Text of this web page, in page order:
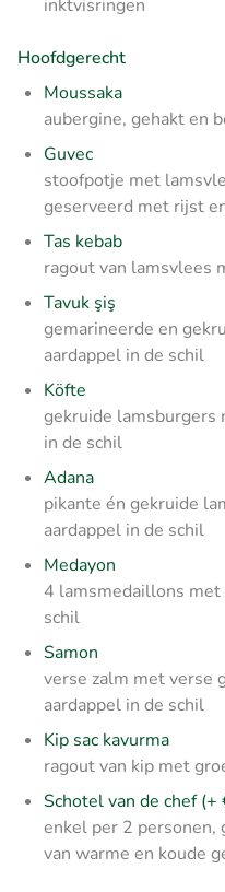
inktvisringen
Hoofdgerecht
Moussaka
aubergine, gehakt en
Guvec
stoofpotje met
geserveerd met rijst
Tas kebab
ragout van lamsvlees
Tavuk şiş
gemarineerde en
aardappel in de schil
Köfte
gekruide lamsburgers
in de schil
Adana
pikante én gekruide
aardappel in de schil
Medayon
4 lamsmedaillons
schil
Samon
verse zalm met verse
aardappel in de schil
Kip sac kavurma
ragout van kip met
Schotel van de chef (+
enkel per 2 personen,
van warme en koude